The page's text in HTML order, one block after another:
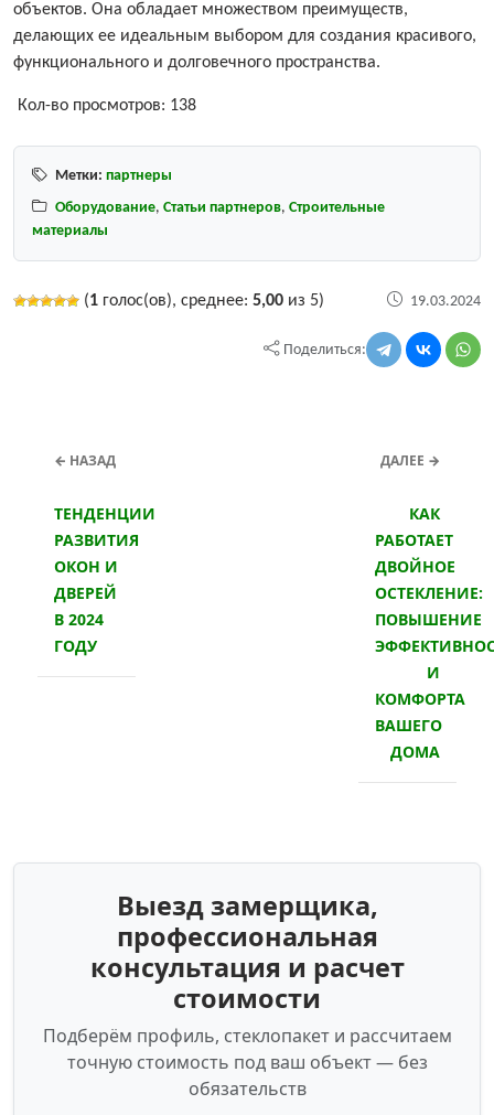
объектов. Она обладает множеством преимуществ,
делающих ее идеальным выбором для создания красивого,
функционального и долговечного пространства.
Кол-во просмотров: 138
Метки: партнеры
Оборудование, Статьи партнеров, Строительные
материалы
(1 голос(ов), среднее: 5,00 из 5) 19.03.2024
Поделиться:
← НАЗАД
ТЕНДЕНЦИИ
РАЗВИТИЯ
ОКОН И
ДВЕРЕЙ
В 2024
ГОДУ
ДАЛЕЕ →
КАК
РАБОТАЕТ
ДВОЙНОЕ
ОСТЕКЛЕНИЕ:
ПОВЫШЕНИЕ
И
КОМФОРТА
ВАШЕГО
ДОМА
Выезд замерщика,
профессиональная
консультация и расчет
стоимости
Подберём профиль, стеклопакет и рассчитаем
точную стоимость под ваш объект — без
обязательств